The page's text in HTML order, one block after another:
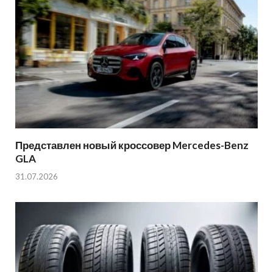
Представлен новый кроссовер Mercedes-Benz
GLA
31.07.2026